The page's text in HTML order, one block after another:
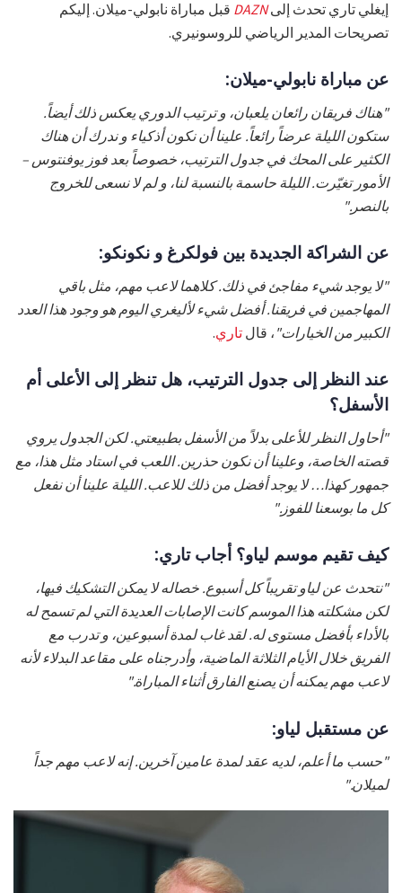
إيغلي تاري تحدث إلىDAZN قبل مباراة نابولي-ميلان. إليكم
تصريحات المدير الرياضي للروسونيري.
عن مباراة نابولي-ميلان:
"هناك فريقان رائعان يلعبان، و ترتيب الدوري يعكس ذلك أيضاً.
ستكون الليلة عرضاً رائعاً. علينا أن نكون أذكياء و ندرك أن هناك
الكثير على المحك في جدول الترتيب، خصوصاً بعد فوز يوفنتوس –
الأمور تغيّرت. الليلة حاسمة بالنسبة لنا، و لم لا نسعى للخروج
بالنصر."
عن الشراكة الجديدة بين فولكرغ و نكونكو:
"لا يوجد شيء مفاجئ في ذلك. كلاهما لاعب مهم، مثل باقي
المهاجمين في فريقنا. أفضل شيء لأليغري اليوم هو وجود هذا العدد
الكبير من الخيارات" ، قال تاري.
عند النظر إلى جدول الترتيب، هل تنظر إلى الأعلى أم
الأسفل؟
"أحاول النظر للأعلى بدلاً من الأسفل بطبيعتي. لكن الجدول يروي
قصته الخاصة، وعلينا أن نكون حذرين. اللعب في استاد مثل هذا، مع
جمهور كهذا… لا يوجد أفضل من ذلك للاعب. الليلة علينا أن نفعل
كل ما بوسعنا للفوز."
كيف تقيم موسم لياو؟ أجاب تاري:
"نتحدث عن لياو تقريباً كل أسبوع. خصاله لا يمكن التشكيك فيها،
لكن مشكلته هذا الموسم كانت الإصابات العديدة التي لم تسمح له
بالأداء بأفضل مستوى له. لقد غاب لمدة أسبوعين، و تدرب مع
الفريق خلال الأيام الثلاثة الماضية، وأدرجناه على مقاعد البدلاء لأنه
لاعب مهم يمكنه أن يصنع الفارق أثناء المباراة."
عن مستقبل لياو:
"حسب ما أعلم، لديه عقد لمدة عامين آخرين. إنه لاعب مهم جداً
لميلان."